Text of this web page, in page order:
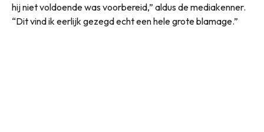
hij niet voldoende was voorbereid,” aldus de mediakenner.
“Dit vind ik eerlijk gezegd echt een hele grote blamage.”